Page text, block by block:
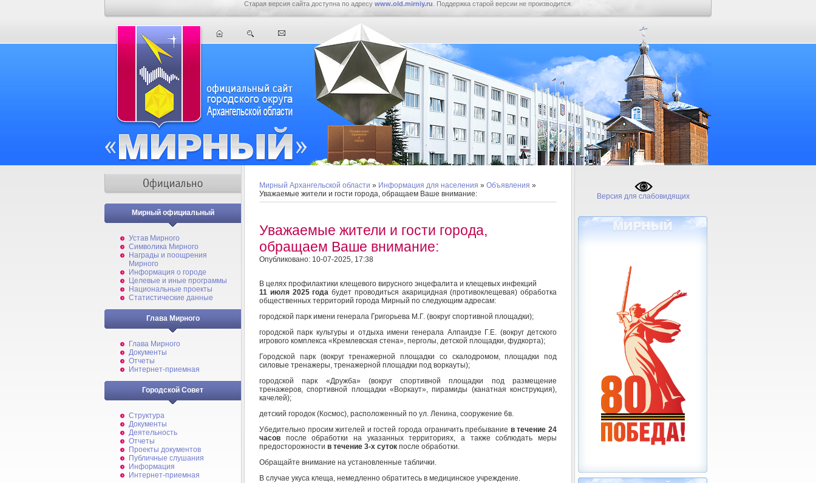
Старая версия сайта доступна по адресу www.old.mirniy.ru . Поддержка старой версии не производится.
Мирный официальный
Устав Мирного
Символика Мирного
Награды и поощрения
Мирного
Информация о городе
Целевые и иные программы
Национальные проекты
Статистические данные
Глава Мирного
Глава Мирного
Документы
Отчеты
Интернет-приемная
Городской Совет
Структура
Документы
Деятельность
Отчеты
Проекты документов
Публичные слушания
Информация
Интернет-приемная
Мирный Архангельской области » Информация для населения » Объявления »
Уважаемые жители и гости города, обращаем Ваше внимание:
Уважаемые жители и гости города,
обращаем Ваше внимание:
Опубликовано: 10-07-2025, 17:38
В целях профилактики клещевого вирусного энцефалита и клещевых инфекций
11 июля 2025 года будет проводиться акарицидная (противоклещевая) обработка
общественных территорий города Мирный по следующим адресам:
городской парк имени генерала Григорьева М.Г. (вокруг спортивной площадки);
городской парк культуры и отдыха имени генерала Алпаидзе Г.Е. (вокруг детского
игрового комплекса «Кремлевская стена», перголы, детской площадки, фудкорта);
Городской парк (вокруг тренажерной площадки со скалодромом, площадки под
силовые тренажеры, тренажерной площадки под воркауты);
городской парк «Дружба» (вокруг спортивной площадки под размещение
тренажеров, спортивной площадки «Воркаут», пирамиды (канатная конструкция),
качелей);
детский городок (Космос), расположенный по ул. Ленина, сооружение 6в.
Убедительно просим жителей и гостей города ограничить пребывание в течение 24
часов после обработки на указанных территориях, а также соблюдать меры
предосторожности в течение 3-х суток после обработки.
Обращайте внимание на установленные таблички.
В случае укуса клеща, немедленно обратитесь в медицинское учреждение.
Версия для слабовидящих